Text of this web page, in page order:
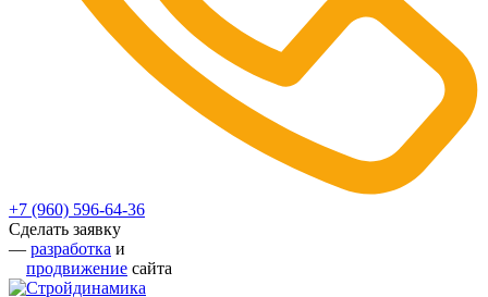
+7 (960) 596-64-36
Сделать заявку
— разработка и
продвижение сайта